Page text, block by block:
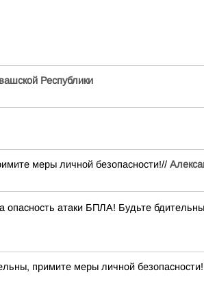
Республики
меры личной безопасности!//
атаки БПЛА! Будьте
примите меры личной